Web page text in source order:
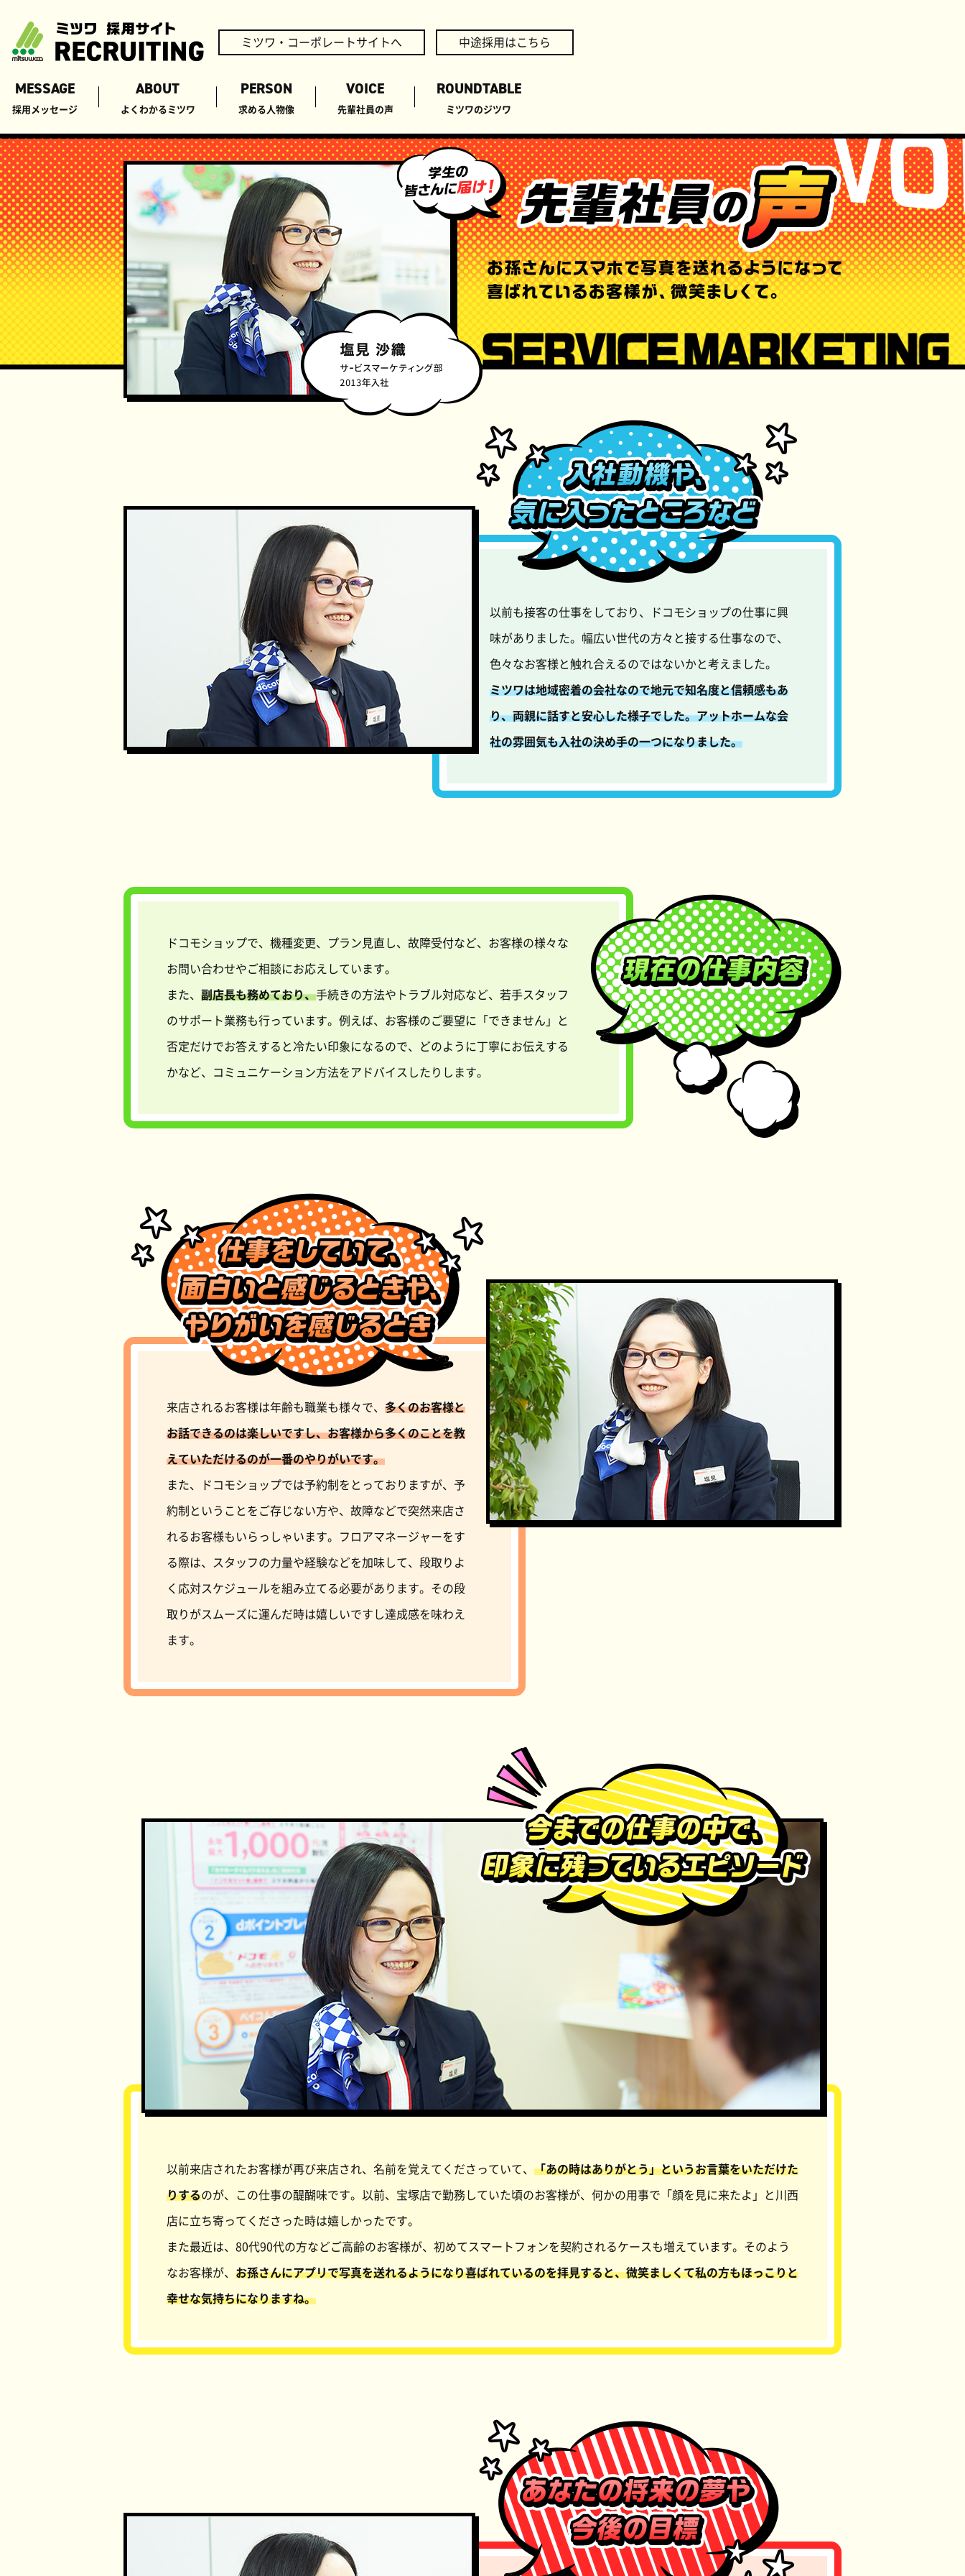
ミツワ・コーポレートサイトへ 中途採用 はこちら
MESSAGE
採用メッセージ
ABOUT
よくわかるミツワ
PERSON
求める人物像
VOICE
先輩社員の声
ROUNDTABLE
ミツワのジツワ
以前も接客の仕事をしており、ドコモショップの仕事に興
味がありました。幅広い世代の方々と接する仕事なので、
色々なお客様と触れ合えるのではないかと考えました。
ミツワは地域密着の会社なので地元で知名度と信頼感もあ
り、両親に話すと安心した様子でした。アットホームな会
社の雰囲気も入社の決め手の一つになりました。
ドコモショップで、機種変更、プラン見直し、故障受付など、お客様の様々な
お問い合わせやご相談にお応えしています。
また、 副店長も務めており、手続きの方法やトラブル対応など、若手スタッフ
のサポート業務も行っています。例えば、お客様のご要望に「できません」と
否定だけでお答えすると冷たい印象になるので、どのように丁寧にお伝えする
かなど、コミュニケーション方法をアドバイスしたりします。
来店されるお客様は年齢も職業も様々で、 多くのお客様と
お話できるのは楽しいですし、お客様から多くのことを教
えていただけるのが一番のやりがいです。
また、ドコモショップでは予約制をとっておりますが、予
約制ということをご存じない方や、故障などで突然来店さ
れるお客様もいらっしゃいます。フロアマネージャーをす
る際は、スタッフの力量や経験などを加味して、段取りよ
く応対スケジュールを組み立てる必要があります。その段
取りがスムーズに運んだ時は嬉しいですし達成感を味わえ
ます。
以前来店されたお客様が再び来店され、名前を覚えてくださっていて、 「あの時はありがとう」というお言葉をいただけた
りするのが、この仕事の醍醐味です。以前、宝塚店で勤務していた頃のお客様が、何かの用事で「顔を見に来たよ」と川西
店に立ち寄ってくださった時は嬉しかったです。
また最近は、80代90代の方などご高齢のお客様が、初めてスマートフォンを契約されるケースも増えています。そのよう
なお客様が、 お孫さんにアプリで写真を送れるようになり喜ばれているのを拝見すると、微笑ましくて私の方もほっこりと
幸せな気持ちになりますね。